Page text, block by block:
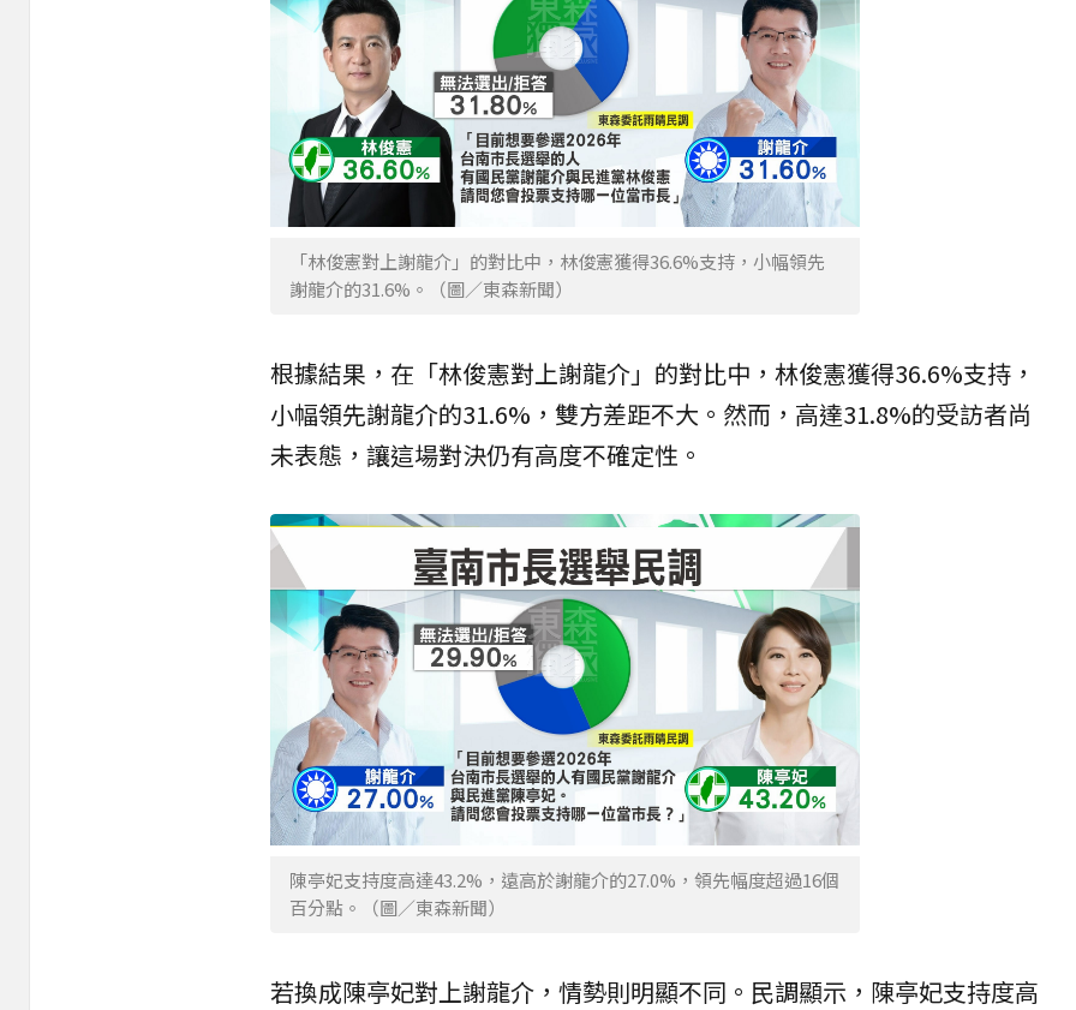
「林俊憲對上謝龍介」的對比中，林俊憲獲得36.6%支持，小幅領先
謝龍介的31.6%。（圖／東森新聞）
根據結果，在「林俊憲對上謝龍介」的對比中，林俊憲獲得36.6%支持，
小幅領先謝龍介的31.6%，雙方差距不大。然而，高達31.8%的受訪者尚
未表態，讓這場對決仍有高度不確定性。
陳亭妃支持度高達43.2%，遠高於謝龍介的27.0%，領先幅度超過16個
百分點。（圖／東森新聞）
若換成陳亭妃對上謝龍介，情勢則明顯不同。民調顯示，陳亭妃支持度高